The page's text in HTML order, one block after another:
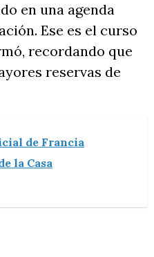
en una agenda
Ese es el curso
recordando que
reservas de
de Francia
la Casa